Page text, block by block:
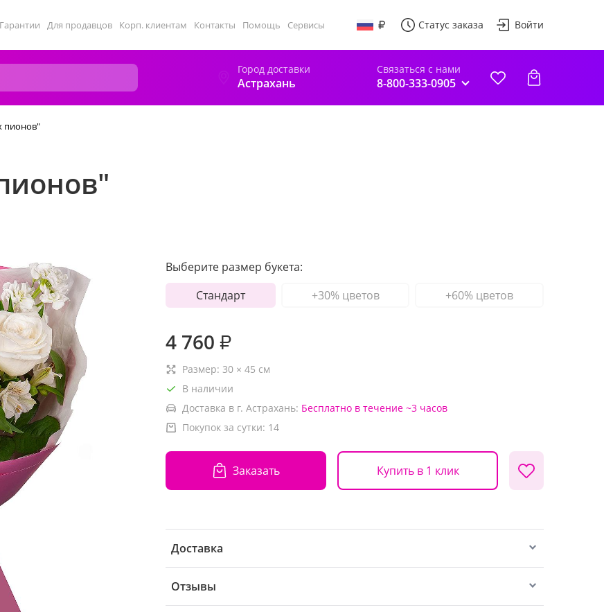
Гарантии Для продавцов Корп. клиентам Контакты Помощь Сервисы Статус заказа Войти
Город доставки
Астрахань
Связаться с нами
8-800-333-0905
пионов"
Выберите размер букета:
Стандарт
+30% цветов +60% цветов
4 760 ₽
Размер: 30 × 45 см
В наличии
Доставка в г. Астрахань: Бесплатно в течение ~3 часов
Покупок за сутки: 14
Заказать Купить в 1 клик
Доставка
Отзывы